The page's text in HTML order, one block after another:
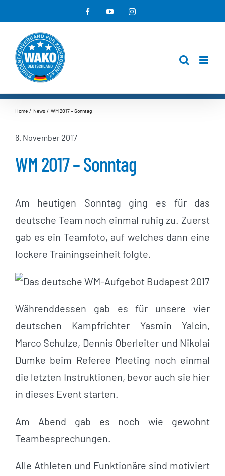
Inhalt
springen
FacebookYouTubeInstagram
Home News WM 2017 – Sonntag
6. November 2017
WM 2017 – Sonntag
Am heutigen Sonntag ging es für das
deutsche Team noch einmal ruhig zu. Zuerst
gab es ein Teamfoto, auf welches dann eine
lockere Trainingseinheit folgte.
Währenddessen gab es für unsere vier
deutschen Kampfrichter Yasmin Yalcin,
Marco Schulze, Dennis Oberleiter und Nikolai
Dumke beim Referee Meeting noch einmal
die letzten Instruktionen, bevor auch sie hier
in dieses Event starten.
Am Abend gab es noch wie gewohnt
Teambesprechungen.
Alle Athleten und Funktionäre sind motiviert